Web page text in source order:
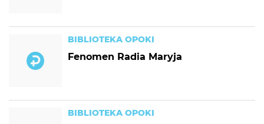
BIBLIOTEKA OPOKI
Fenomen Radia Maryja
BIBLIOTEKA OPOKI